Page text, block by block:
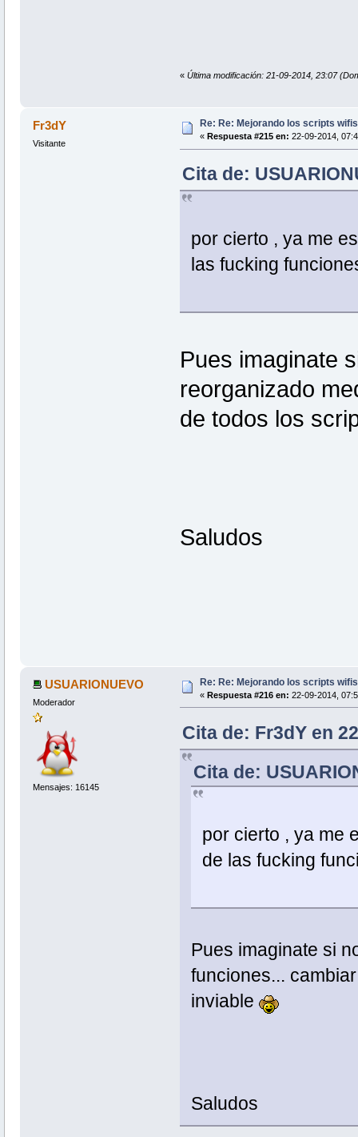
« Última modificación: 21-09-2014, 23:07
Fr3dY
Visitante
Re: Re: Mejorando los scripts
« Respuesta #215 en: 22-09-2014,
Cita de:
por cierto , ya me
las fucking
Pues imaginate
reorganizado
de todos los
Saludos
USUARIONUEVO
Moderador
Mensajes: 16145
Re: Re: Mejorando los scripts
« Respuesta #216 en: 22-09-2014,
Cita de: Fr3dY en
Cita de:
por cierto , ya me
de las fucking
Pues imaginate si
funciones...
inviable
Saludos